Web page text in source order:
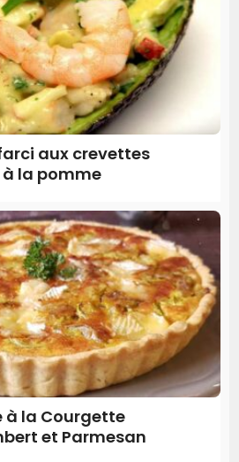
aux crevettes
la pomme
à la Courgette
et Parmesan